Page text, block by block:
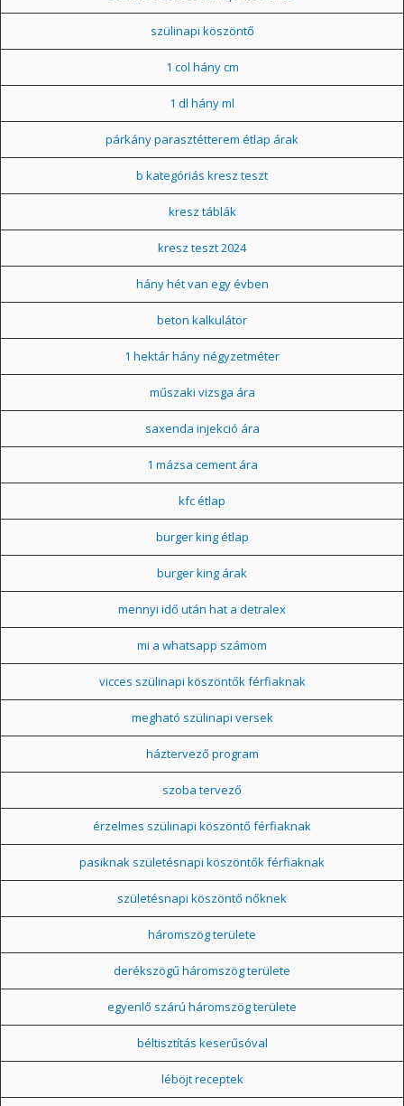
szülinapi köszöntő
1 col hány cm
1 dl hány ml
párkány parasztétterem étlap árak
b kategóriás kresz teszt
kresz táblák
kresz teszt 2024
hány hét van egy évben
beton kalkulátor
1 hektár hány négyzetméter
műszaki vizsga ára
saxenda injekció ára
1 mázsa cement ára
kfc étlap
burger king étlap
burger king árak
mennyi idő után hat a detralex
mi a whatsapp számom
vicces szülinapi köszöntők férfiaknak
megható szülinapi versek
háztervező program
szoba tervező
érzelmes szülinapi köszöntő férfiaknak
pasiknak születésnapi köszöntők férfiaknak
születésnapi köszöntő nőknek
háromszög területe
derékszögű háromszög területe
egyenlő szárú háromszög területe
béltisztítás keserűsóval
léböjt receptek